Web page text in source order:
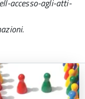
accesso-agli-atti-